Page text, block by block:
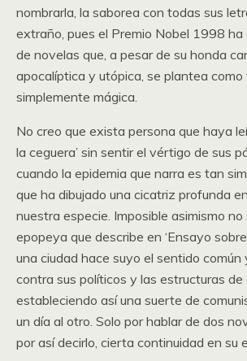
nombrarla, la saborea con todas sus
extraño, pues el Premio Nobel 1998 ha
de novelas que, a pesar de su honda
apocalíptica y utópica, se plantea como
simplemente mágica.
No creo que exista persona que haya
la ceguera’ sin sentir el vértigo de sus
cuando la epidemia que narra es tan
que ha dibujado una cicatriz profunda
nuestra especie. Imposible asimismo
epopeya que describe en ‘Ensayo
una ciudad hace suyo el sentido común
contra sus políticos y las estructuras de
estableciendo así una suerte de
un día al otro. Solo por hablar de dos
por así decirlo, cierta continuidad en su